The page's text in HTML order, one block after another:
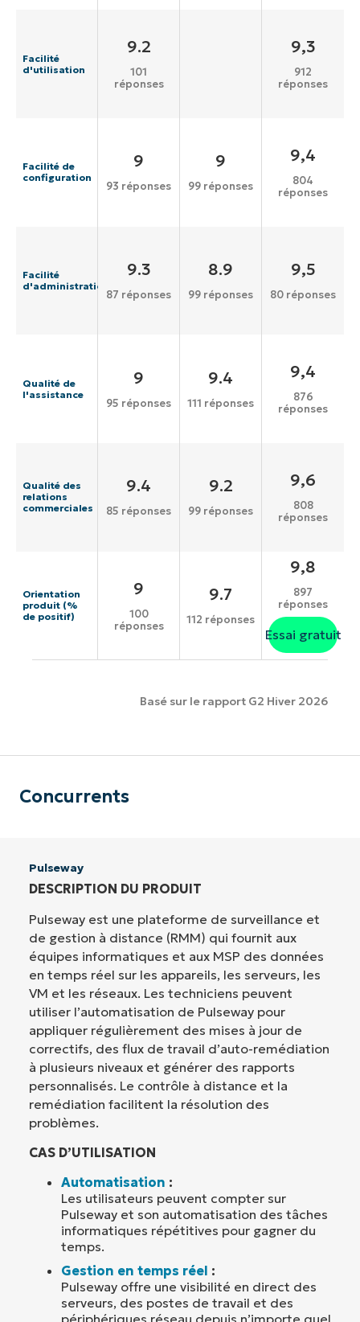
Facilité
d'utilisation
9.2
101
réponses
9,3
912
réponses
Facilité de
configuration
9
93 réponses
9
99 réponses
9,4
804
réponses
Facilité
d'administration
9.3
87 réponses
8.9
99 réponses
9,5
80 réponses
Qualité de
l'assistance
9
95 réponses
9.4
111 réponses
9,4
876
réponses
Qualité des
relations
commerciales
9.4
85 réponses
9.2
99 réponses
9,6
808
réponses
Orientation
produit (%
de positif)
9
100
réponses
9.7
112 réponses
9,8
897
réponses
Essai gratuit
Basé sur le rapport G2 Hiver 2026
Concurrents
Pulseway
DESCRIPTION DU PRODUIT
Pulseway est une plateforme de surveillance et
de gestion à distance (RMM) qui fournit aux
équipes informatiques et aux MSP des données
en temps réel sur les appareils, les serveurs, les
VM et les réseaux. Les techniciens peuvent
utiliser l’automatisation de Pulseway pour
appliquer régulièrement des mises à jour de
correctifs, des flux de travail d’auto-remédiation
à plusieurs niveaux et générer des rapports
personnalisés. Le contrôle à distance et la
remédiation facilitent la résolution des
problèmes.
CAS D’UTILISATION
Automatisation :
Les utilisateurs peuvent compter sur
Pulseway et son automatisation des tâches
informatiques répétitives pour gagner du
temps.
Gestion en temps réel :
Pulseway offre une visibilité en direct des
serveurs, des postes de travail et des